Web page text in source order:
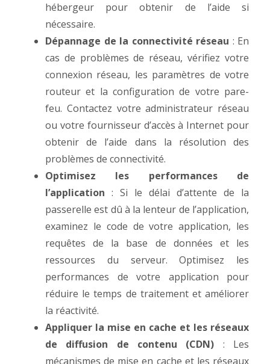
hébergeur pour obtenir de l’aide si
nécessaire.
Dépannage de la connectivité réseau : En
cas de problèmes de réseau, vérifiez votre
connexion réseau, les paramètres de votre
routeur et la configuration de votre pare-
feu. Contactez votre administrateur réseau
ou votre fournisseur d’accès à Internet pour
obtenir de l’aide dans la résolution des
problèmes de connectivité.
Optimisez les performances de
l’application : Si le délai d’attente de la
passerelle est dû à la lenteur de l’application,
examinez le code de votre application, les
requêtes de la base de données et les
ressources du serveur. Optimisez les
performances de votre application pour
réduire le temps de traitement et améliorer
la réactivité.
Appliquer la mise en cache et les réseaux
de diffusion de contenu (CDN) : Les
mécanismes de mise en cache et les réseaux